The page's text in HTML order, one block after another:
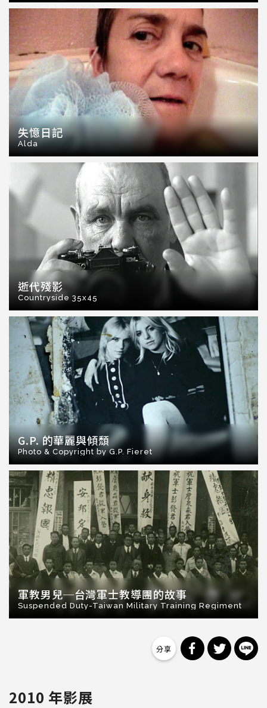
失憶日記
Alda
逝代殘影
Countryside 35x45
G.P. 的華麗與傾頹
Photo & Copyright by G.P. Fieret
軍教男兒─台灣軍士教導團的故事
Suspended Duty-Taiwan Military Training Regiment
分享到分享到
2010 年影展